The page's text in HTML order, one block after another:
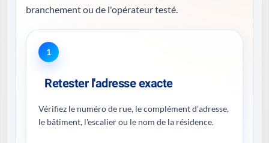
branchement ou de l'opérateur testé.
1
Retester l'adresse exacte
Vérifiez le numéro de rue, le complément d'adresse,
le bâtiment, l'escalier ou le nom de la résidence.